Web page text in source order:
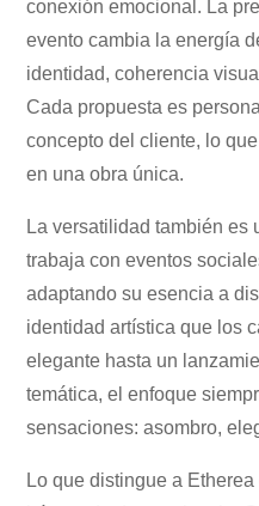
conexión emocional. La
evento cambia la energía
identidad, coherencia
Cada propuesta es
concepto del cliente, lo
en una obra única.
La versatilidad también es
trabaja con eventos
adaptando su esencia a
identidad artística que los
elegante hasta un
temática, el enfoque
sensaciones: asombro,
Lo que distingue a